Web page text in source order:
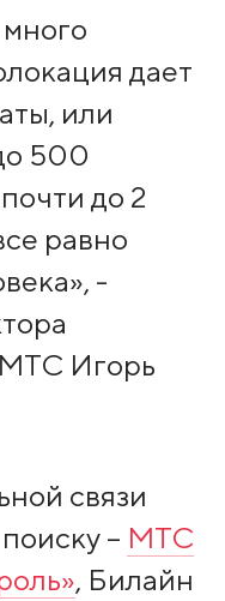
дает
или
500
до 2
равно
-
Игорь
связи
– МТС
, Билайн